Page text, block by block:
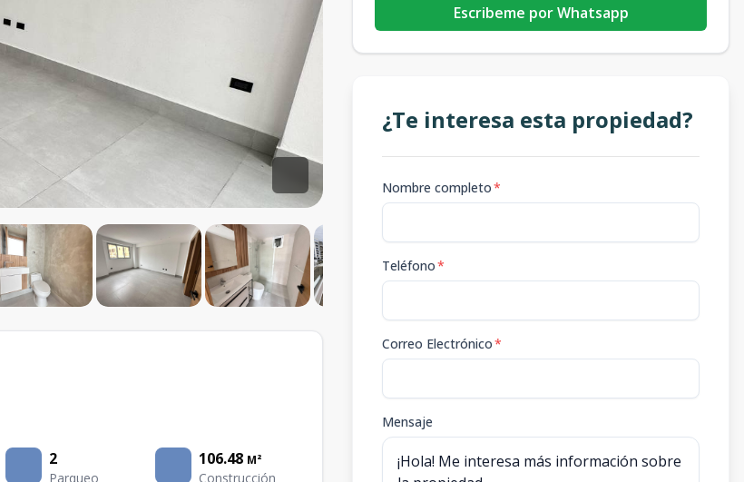
2
Parqueo
106.48 M²
Construcción
Escribeme por Whatsapp
¿Te interesa esta propiedad?
Nombre completo*
Teléfono*
Correo Electrónico*
Mensaje